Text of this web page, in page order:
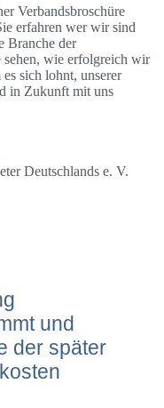
Verbandsbroschüre
erfahren wer wir sind
Branche der
sehen, wie erfolgreich wir
sich lohnt, unserer
in Zukunft mit uns
Deutschlands e. V.
und
der später